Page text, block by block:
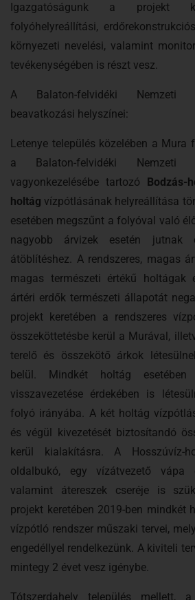
Igazgatóságunk a projekt
folyóhelyreállítási,
környezeti nevelési, valamint
tevékenységében is részt vesz.
A Balaton-felvidéki Nemzeti
beavatkozási helyszínei:
Letenye település közelében a Mura
a Balaton-felvidéki Nemzeti
vagyonkezelésébe tartozó Bodzás-
holtág vízpótlásának helyreállítása
esetében megszűnt a folyóval való
nagyobb árvizek esetén jutnak
átöblítéshez. A rendszeres, magas
magas természeti értékű
ártéri erdők természeti állapotát
projekt keretében a rendszeres
összeköttetésbe kerül a Murával,
terelő és összekötő árkok
belül. Mindkét holtág
visszavezetése érdekében is
folyó irányába. A két holtág
és végül kivezetését biztosítandó
kerül kialakításra. A Hosszúvíz-
oldalbukó, egy vízátvezető vápa
valamint átereszek cseréje is
projekt keretében 2019-ben mindkét
vízpótló rendszer műszaki tervei,
engedéllyel rendelkezünk. A kiviteli
mintegy 2 évet vesz igénybe.
Tótszerdahely település mellett,